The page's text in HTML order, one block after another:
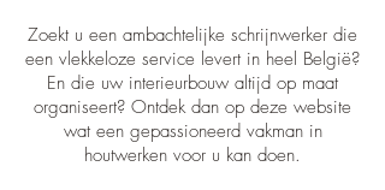
Zoekt u een ambachtelijke schrijnwerker die
een vlekkeloze service levert in heel België?
En die uw interieurbouw altijd op maat
organiseert? Ontdek dan op deze website
wat een gepassioneerd vakman in
houtwerken voor u kan doen.